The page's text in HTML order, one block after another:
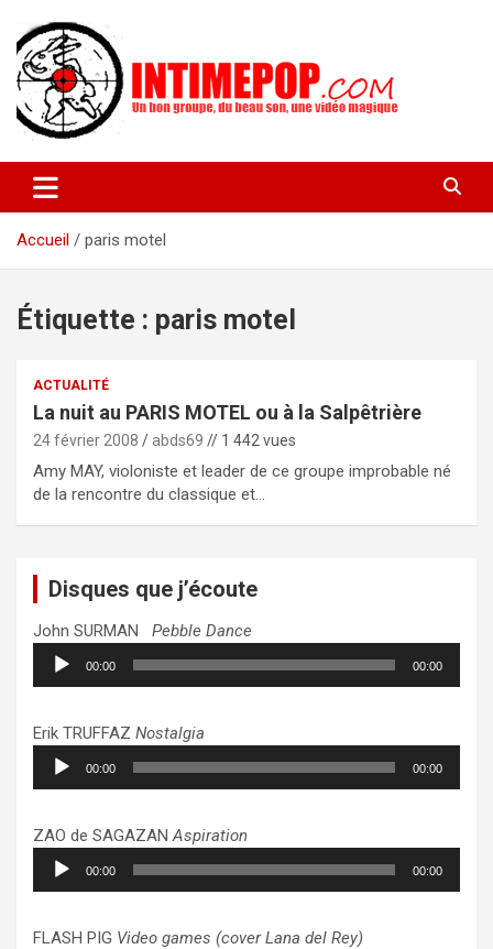
contenu
intimepop.com
actuelles pop rock, post-rock, indé sur Lyon. rock pop concert
lyon
Accueil
paris motel
Étiquette : paris motel
ACTUALITÉ
La nuit au PARIS MOTEL ou à la Salpêtrière
24 février 2008 abds69 // 1 442 vues
Amy MAY, violoniste et leader de ce groupe improbable né
de la rencontre du classique et…
Disques que j’écoute
John SURMAN Pebble Dance
Lecteur
audio
00:00 00:00
Erik TRUFFAZ Nostalgia
Lecteur
audio
00:00 00:00
ZAO de SAGAZANAspiration
Lecteur
audio
00:00 00:00
FLASH PIG Video games (cover Lana del Rey)